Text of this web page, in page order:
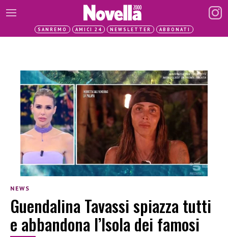
SANREMO AMICI 24 NEWSLETTER ABBONATI
NEWS
Guendalina Tavassi spiazza tutti
e abbandona l’Isola dei famosi